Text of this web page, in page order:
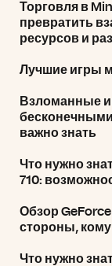
Торговля в
превратить
ресурсов и
Лучшие игры
Взломанные
бесконечными
важно знать
Что нужно
710:
Обзор
стороны,
Что нужно